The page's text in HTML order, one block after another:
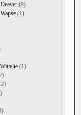
(9)
(1)
(1)